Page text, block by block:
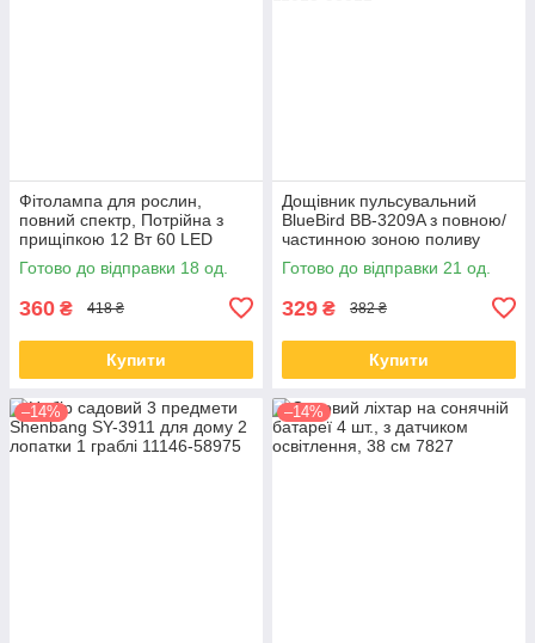
Фітолампа для рослин,
повний спектр, Потрійна з
прищіпкою 12 Вт 60 LED
Готово до відправки 18 од.
360 ₴ 418 ₴
Купити
Дощівник пульсувальний
BlueBird BB-3209A з повною/
частинною зоною поливу
Готово до відправки 21 од.
329 ₴ 382 ₴
Купити
–14% –14%